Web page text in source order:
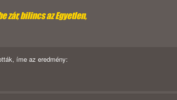
zár, bilincs az Egyetlen,
íme az eredmény: